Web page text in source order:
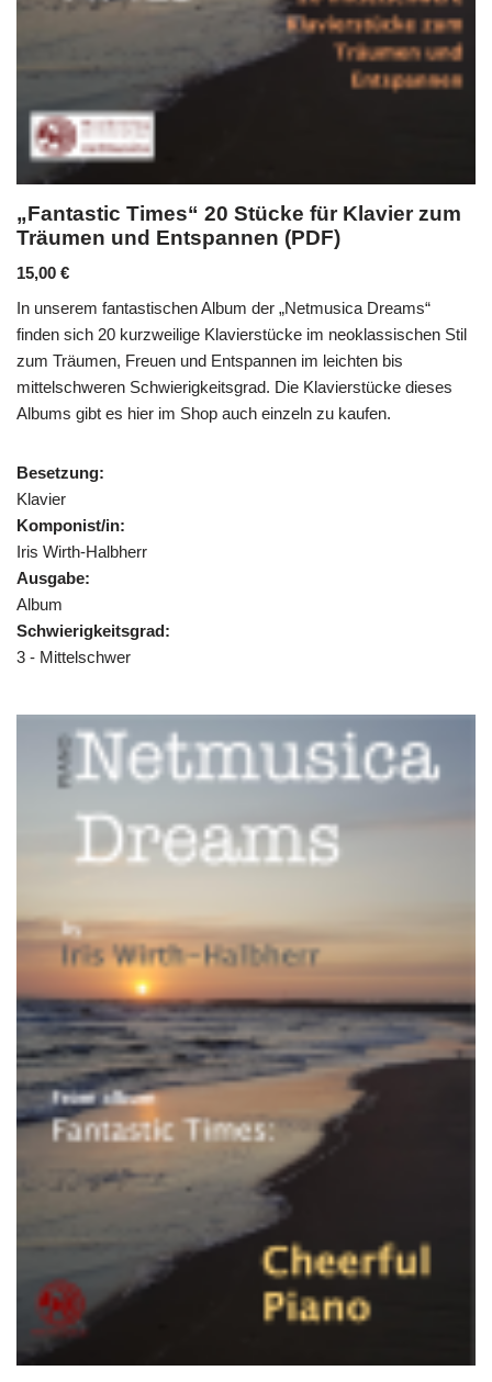
„Fantastic Times“ 20 Stücke für Klavier zum
Träumen und Entspannen (PDF)
15,00 €
In unserem fantastischen Album der „Netmusica Dreams“
finden sich 20 kurzweilige Klavierstücke im neoklassischen Stil
zum Träumen, Freuen und Entspannen im leichten bis
mittelschweren Schwierigkeitsgrad. Die Klavierstücke dieses
Albums gibt es hier im Shop auch einzeln zu kaufen.
Besetzung:
Klavier
Komponist/in:
Iris Wirth-Halbherr
Ausgabe:
Album
Schwierigkeitsgrad:
3 - Mittelschwer